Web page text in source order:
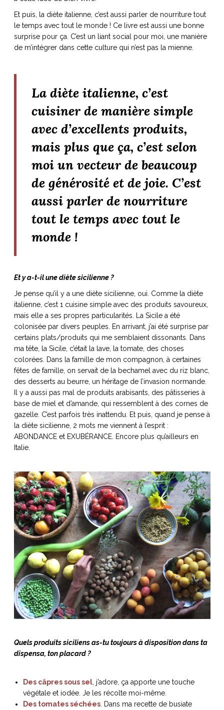
Et puis, la diète italienne, c’est aussi parler de nourriture tout
le temps avec tout le monde ! Ce livre est aussi une bonne
surprise pour ça. C’est un liant social pour moi, une manière
de m’intégrer dans cette culture qui n’est pas la mienne.
La diète italienne, c’est
cuisiner de manière simple
avec d’excellents produits,
mais plus que ça, c’est selon
moi un vecteur de beaucoup
de générosité et de joie. C’est
aussi parler de nourriture
tout le temps avec tout le
monde !
Et y a-t-il une diète sicilienne ?
Je pense qu’il y a une diète sicilienne, oui. Comme la diète
italienne, c’est 1 cuisine simple avec des produits savoureux,
mais elle a ses propres particularités. La Sicile a été
colonisée par divers peuples. En arrivant, j’ai été surprise par
certains plats/produits qui me semblaient dissonants. Dans
ma tête, la Sicile, c’était la lave, la tomate, des choses
colorées. Dans la famille de mon compagnon, à certaines
fêtes de famille, on servait de la bechamel avec du riz blanc,
des desserts au beurre, un héritage de l’invasion normande.
Il y a aussi pas mal de produits arabisants, des pâtisseries à
base de miel et d’amande, qui ressemblent à des cornes de
gazelle. C’est parfois très inattendu. Et puis, quand je pense à
la diète sicilienne, 2 mots me viennent à l’esprit :
ABONDANCE et EXUBÉRANCE. Encore plus qu’ailleurs en
Italie.
Quels produits siciliens as-tu toujours à disposition dans ta
dispensa, ton placard ?
Des câpres sous sel, j’adore, ça apporte une touche
végétale et iodée. Je les récolte moi-même.
Des tomates séchées. Dans ma recette de busiate